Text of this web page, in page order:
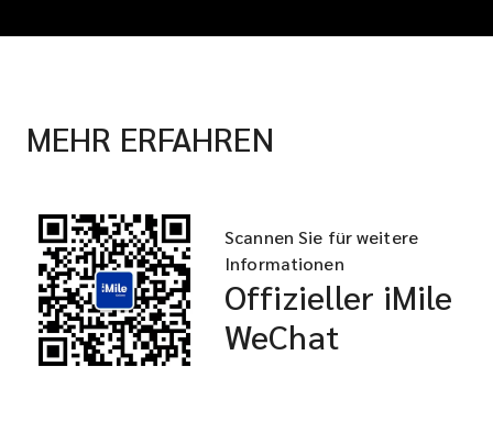
MEHR ERFAHREN
Scannen Sie für weitere
Informationen
Offizieller iMile
WeChat